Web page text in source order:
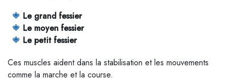
Le grand fessier
Le moyen fessier
Le petit fessier
Ces muscles aident dans la stabilisation et les mouvements
comme la marche et la course.